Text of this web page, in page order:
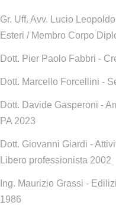
Gr. Uff. Avv. Lucio
Esteri / Membro Corpo
Dott. Pier Paolo Fabbri -
Dott. Marcello Forcellini -
Dott. Davide Gasperoni -
PA 2023
Dott. Giovanni Giardi -
Libero professionista 2002
Ing. Maurizio Grassi -
1986